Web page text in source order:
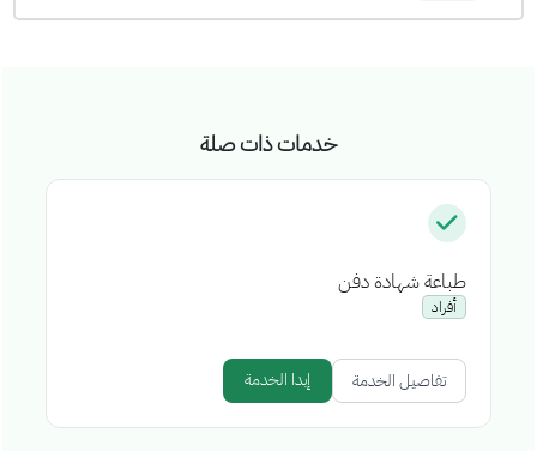
خدمات ذات صلة
طباعة شهادة دفن
أفراد
تفاصيل الخدمة إبدا الخدمة